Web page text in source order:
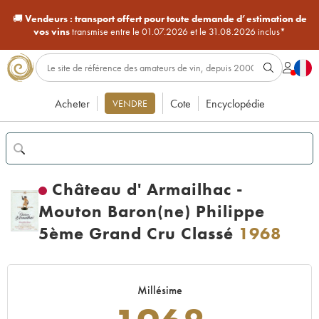
🚚Vendeurs : transport offert pour toute demande d’estimation de
vos vinstransmise entre le 01.07.2026 et le 31.08.2026 inclus*
Acheter VENDRE Cote Encyclopédie
Château d' Armailhac -
Mouton Baron(ne) Philippe
5ème Grand Cru Classé 1968
Millésime